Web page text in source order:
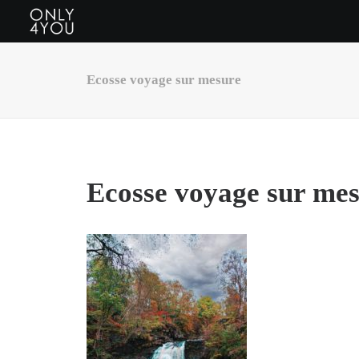
Ecosse voyage sur mesure
Ecosse voyage sur